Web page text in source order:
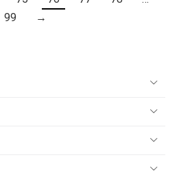
99
→